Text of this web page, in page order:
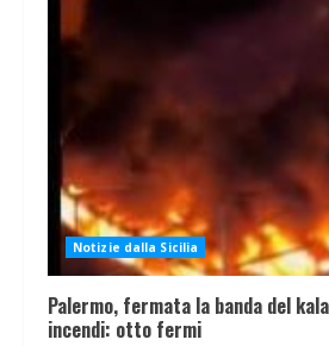
Notizie dalla Sicilia
Palermo, fermata la banda del
incendi: otto fermi